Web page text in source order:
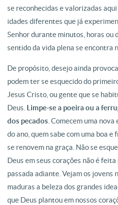
se reconhecidas e valorizadas
idades diferentes que já
Senhor durante minutos, horas ou
sentido da vida plena se encontra
De propósito, desejo ainda
podem ter se esquecido do
Jesus Cristo, ou gente que se
Deus. Limpe-se a poeira ou a
dos pecados . Comecem uma
do ano, quem sabe com uma boa
se renovem na graça. Não se
Deus em seus corações não é
passada adiante. Vejam os jovens
maduras a beleza dos grandes
que Deus plantou em nossos